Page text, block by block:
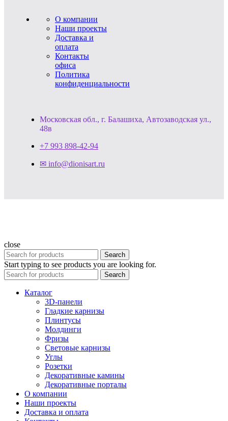
О компании
Наши проекты
Доставка и
оплата
Контакты
офиса
Политика
конфиденциальности
Московская обл., г. Балашиха, Автозаводская ул.,
48в
+7 993 898-42-94
✉ info@dionisart.ru
close
Search
Start typing to see products you are looking for.
Search
Каталог
3D-панели
Гладкие карнизы
Плинтусы
Молдинги
Фризы
Световые карнизы
Углы
Розетки
Декоративные камины
Декоративные порталы
О компании
Наши проекты
Доставка и оплата